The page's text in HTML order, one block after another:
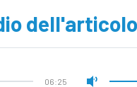
dell'articolo
06:25